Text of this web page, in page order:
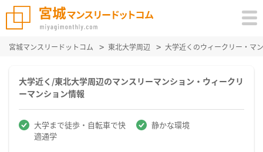
宮城マンスリードットコム 東北大学周辺 大学近くのウィークリー・マ
大学近く/東北大学周辺のマンスリーマンション・ウィークリ
ーマンション情報
大学まで徒歩・自転車で快
適通学
静かな環境